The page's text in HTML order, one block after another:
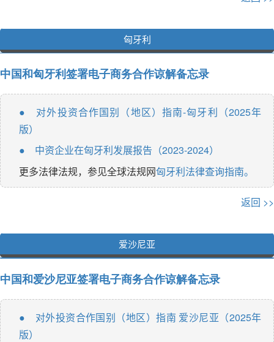
匈牙利
中国和匈牙利签署电子商务合作谅解备忘录
●
对外投资合作国别（地区）指南-匈牙利（2025年
版）
●
中资企业在匈牙利发展报告（2023-2024）
更多法律法规，参见全球法规网匈牙利法律查询指南。
返回 >>
爱沙尼亚
中国和爱沙尼亚签署电子商务合作谅解备忘录
●
对外投资合作国别（地区）指南 爱沙尼亚（2025年
版）